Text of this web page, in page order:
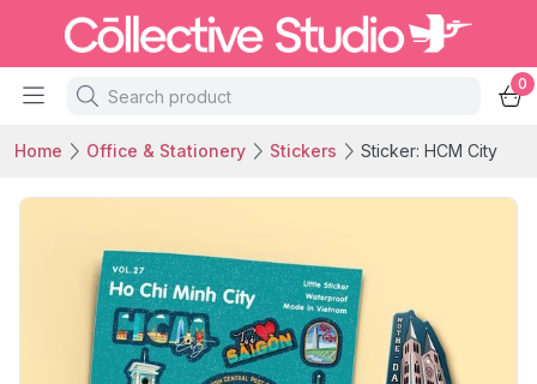
0
Home Office & Stationery Stickers Sticker: HCM City